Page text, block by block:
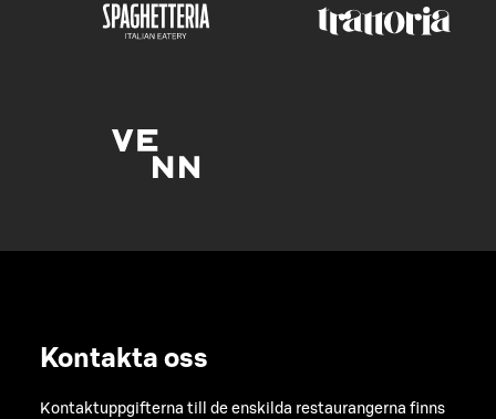
Kontakta oss
Kontaktuppgifterna till de enskilda restaurangerna finns